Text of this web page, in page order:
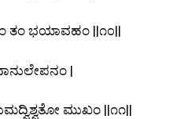
ತಂ ಭಯಾವಹಂ ||೧೦||
|
ಮುಖಂ ||೧೧||